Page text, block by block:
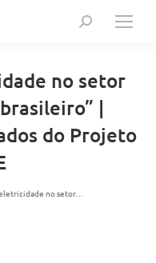
Search:
no setor
|
do Projeto
no setor…